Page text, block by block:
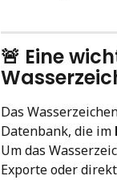
🚨 Eine
Das
Datenbank, die im
Um das
Exporte oder